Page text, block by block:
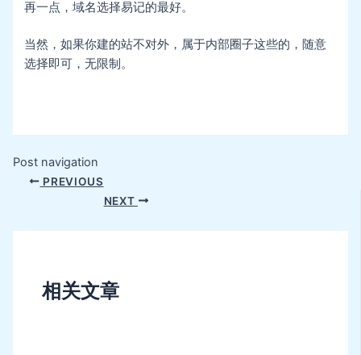
再一点，域名选择易记的最好。
当然，如果你建的站不对外，属于内部圈子这些的，随意
选择即可，无限制。
Post navigation
PREVIOUS
NEXT
相关文章